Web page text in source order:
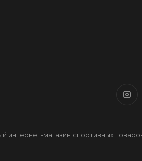
интернет-магазин спортивных